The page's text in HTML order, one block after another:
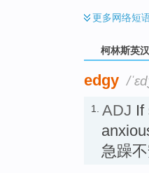
更多网络短
柯林斯英
edgy /
1. ADJ If
急躁